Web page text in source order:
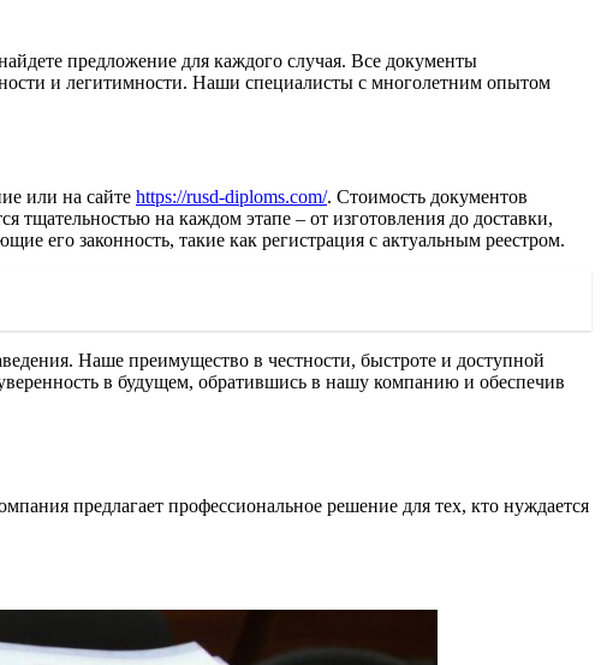
предложение для каждого случая. Все документы
и легитимности. Наши специалисты с многолетним опытом
или на сайте https://rusd-diploms.com/. Стоимость документов
тщательностью на каждом этапе – от изготовления до доставки,
его законность, такие как регистрация с актуальным реестром.
Наше преимущество в честности, быстроте и доступной
в будущем, обратившись в нашу компанию и обеспечив
предлагает профессиональное решение для тех, кто нуждается